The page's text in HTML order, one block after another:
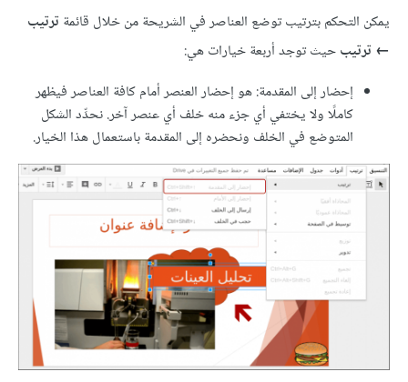
يمكن التحكم بترتيب توضع العناصر في الشريحة من خلال قائمة ترتيب
← ترتيبحيث توجد أربعة خيارات هي:
إحضار إلى المقدمة: هو إحضار العنصر أمام كافة العناصر فيظهر
كاملًا ولا يختفي أي جزء منه خلف أي عنصر آخر. نحدِّد الشكل
المتوضع في الخلف ونحضره إلى المقدمة باستعمال هذا الخيار.